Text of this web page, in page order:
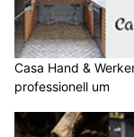
Casa Hand &
professionell um